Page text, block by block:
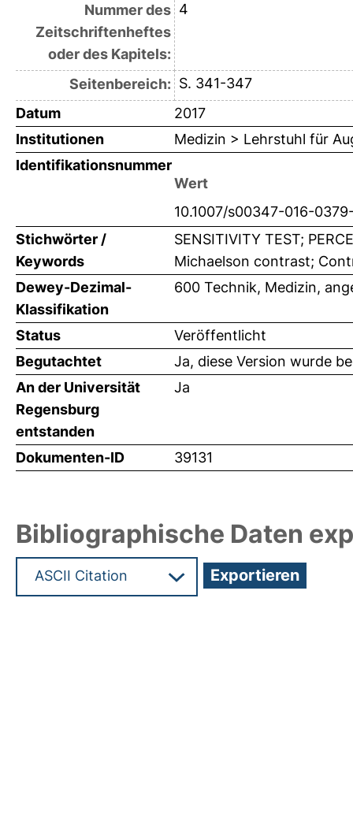
Nummer des
Zeitschriftenheftes
oder des Kapitels:
4
Seitenbereich: S. 341-347
Datum
2017
Institutionen
Medizin > Lehrstuhl für
Identifikationsnummer
Wert
10.1007/s00347-016-
Stichwörter /
Keywords
SENSITIVITY TEST;
Michaelson contrast;
Dewey-Dezimal-
Klassifikation
600 Technik, Medizin,
Status
Veröffentlicht
Begutachtet
Ja, diese Version wurde
An der Universität
Regensburg
entstanden
Ja
Dokumenten-ID 39131
Bibliographische Daten